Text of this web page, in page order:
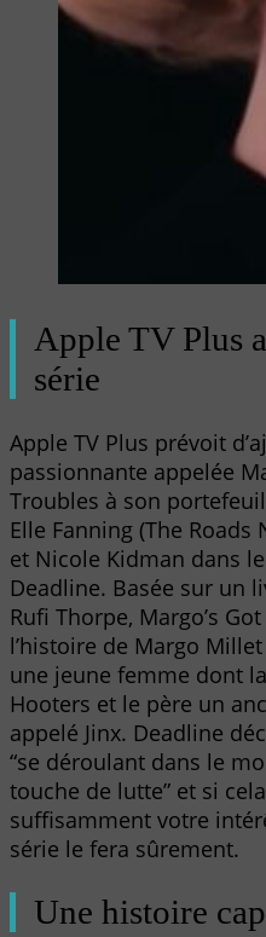
Apple TV Plus
série
Apple TV Plus prévoit
passionnante appelée
Troubles à son
Elle Fanning (The
et Nicole Kidman dans
Deadline. Basée sur un
Rufi Thorpe, Margo’s
l’histoire de Margo
une jeune femme dont
Hooters et le père un
appelé Jinx. Deadline
“se déroulant dans le
touche de lutte” et si
suffisamment votre
série le fera sûrement.
Une histoire